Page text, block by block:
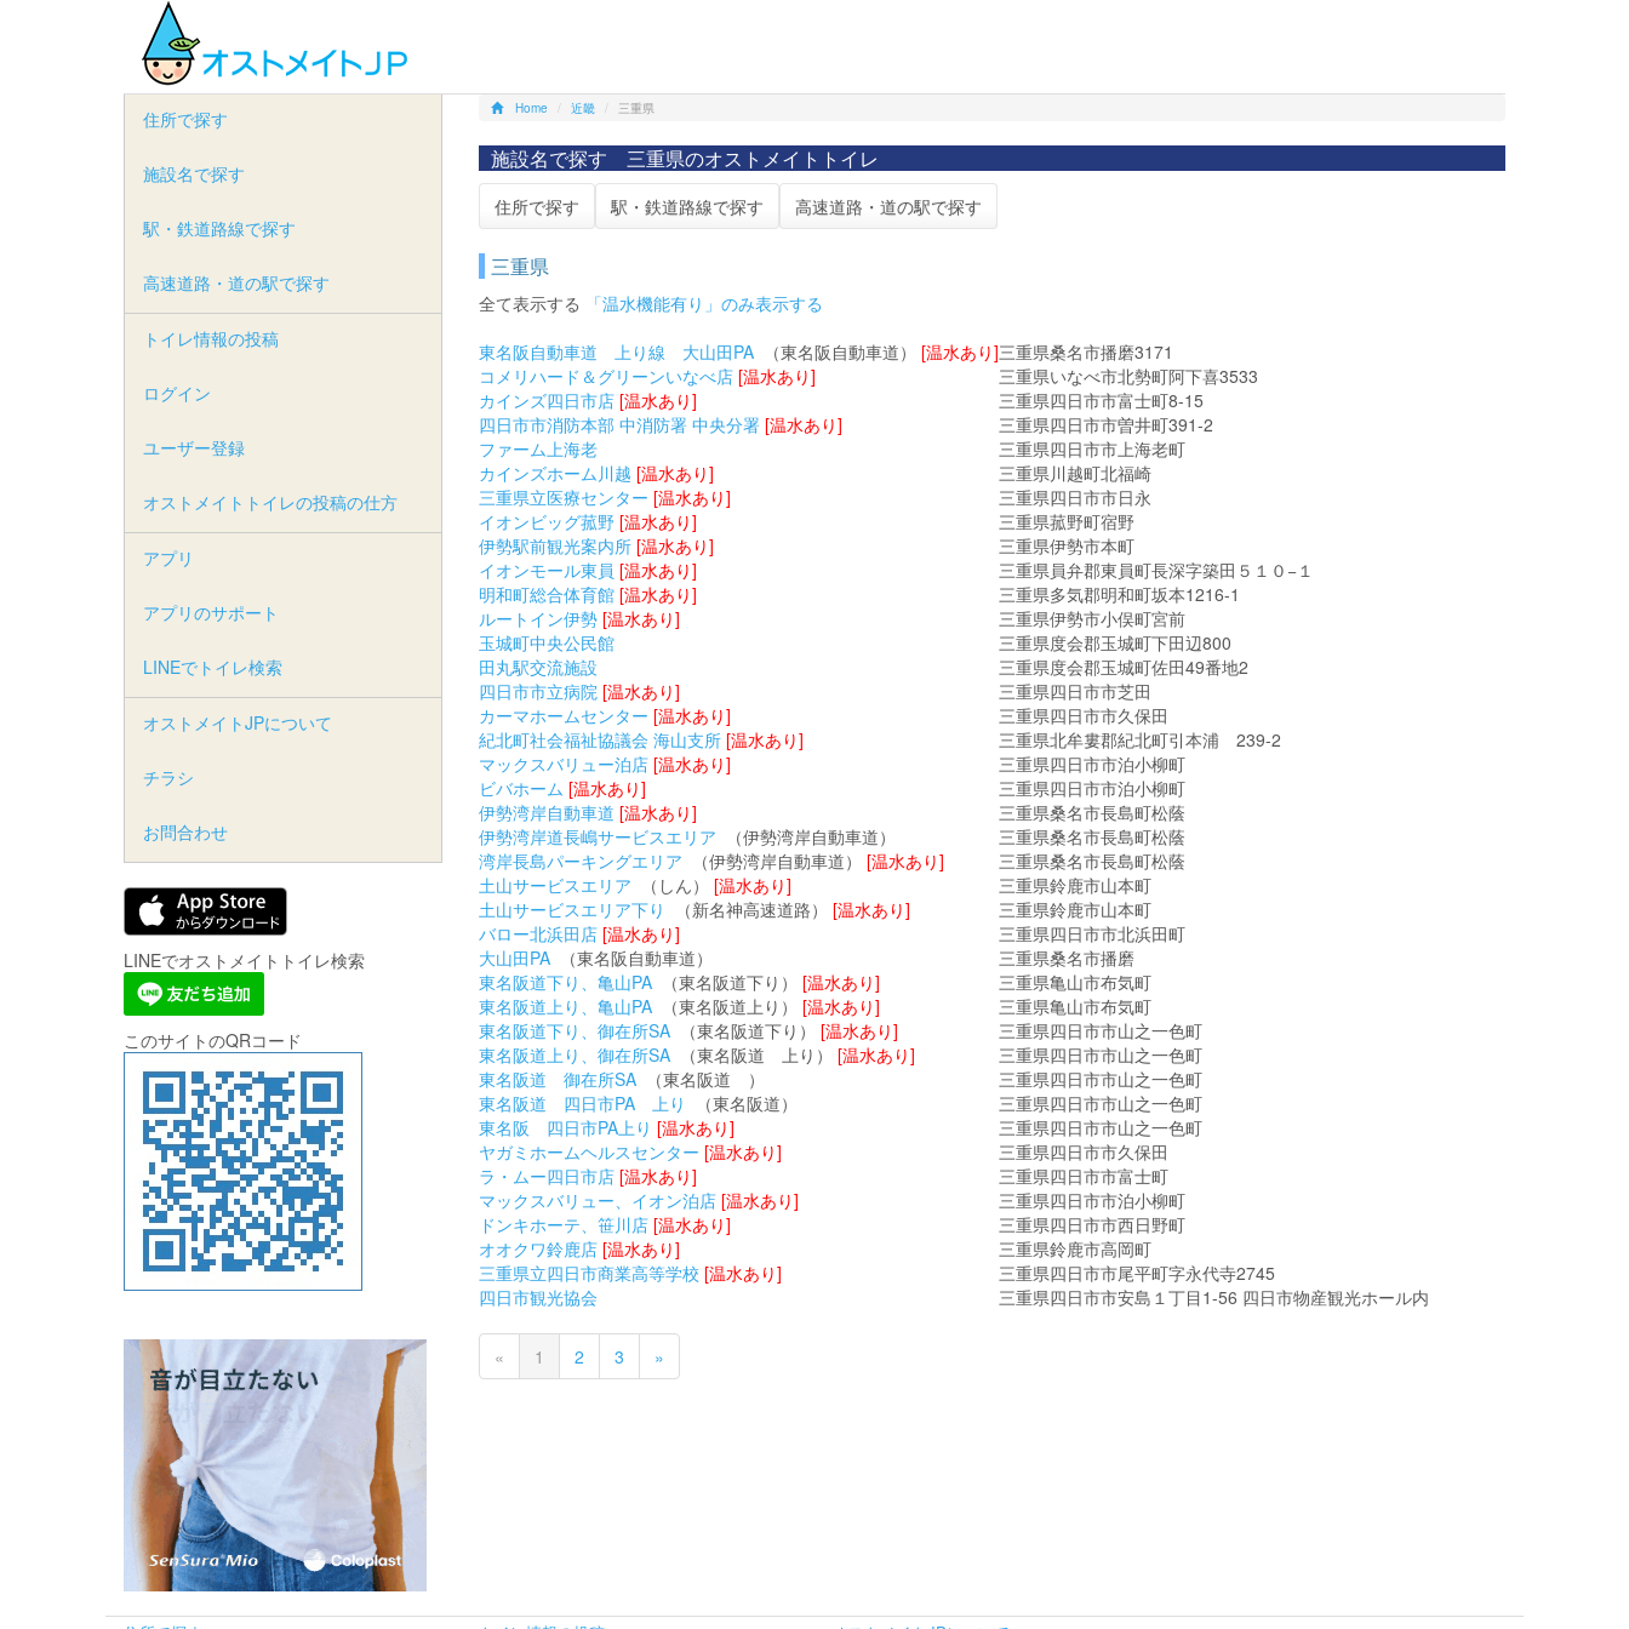
Home 近畿 三重県
施設名で探す 三重県のオストメイトトイレ
住所で探す 駅・鉄道路線で探す 高速道路・道の駅で探す
三重県
全て表示する
「温水機能有り」のみ表示する
東名阪自動車道 上り線 大山田PA（東名阪自動車道） [温水あり]三重県桑名市播磨3171
コメリハード＆グリーンいなべ店 [温水あり]
三重県いなべ市北勢町阿下喜3533
カインズ四日市店 [温水あり]
三重県四日市市富士町8-15
四日市市消防本部 中消防署 中央分署 [温水あり]
三重県四日市市曽井町391-2
ファーム上海老
三重県四日市市上海老町
カインズホーム川越 [温水あり]
三重県川越町北福崎
三重県立医療センター [温水あり]
三重県四日市市日永
イオンビッグ菰野 [温水あり]
三重県菰野町宿野
伊勢駅前観光案内所 [温水あり]
三重県伊勢市本町
イオンモール東員 [温水あり]
三重県員弁郡東員町長深字築田５１０−１
明和町総合体育館 [温水あり]
三重県多気郡明和町坂本1216-1
ルートイン伊勢 [温水あり]
三重県伊勢市小俣町宮前
玉城町中央公民館
三重県度会郡玉城町下田辺800
田丸駅交流施設
三重県度会郡玉城町佐田49番地2
四日市市立病院 [温水あり]
三重県四日市市芝田
カーマホームセンター [温水あり]
三重県四日市市久保田
紀北町社会福祉協議会 海山支所 [温水あり]
三重県北牟婁郡紀北町引本浦 239-2
マックスバリュー泊店 [温水あり]
三重県四日市市泊小柳町
ビバホーム [温水あり]
三重県四日市市泊小柳町
伊勢湾岸自動車道 [温水あり]
三重県桑名市長島町松蔭
伊勢湾岸道長嶋サービスエリア （伊勢湾岸自動車道）
三重県桑名市長島町松蔭
湾岸長島パーキングエリア （伊勢湾岸自動車道） [温水あり]
三重県桑名市長島町松蔭
土山サービスエリア （しん） [温水あり]
三重県鈴鹿市山本町
土山サービスエリア下り
（新名神高速道路） [温水あり]
三重県鈴鹿市山本町
バロー北浜田店 [温水あり]
三重県四日市市北浜田町
大山田PA（東名阪自動車道）
三重県桑名市播磨
東名阪道下り、亀山PA（東名阪道下り） [温水あり]
三重県亀山市布気町
東名阪道上り、亀山PA（東名阪道上り） [温水あり]
三重県亀山市布気町
東名阪道下り、御在所SA（東名阪道下り） [温水あり]
三重県四日市市山之一色町
東名阪道上り、御在所SA（東名阪道 上り） [温水あり]
三重県四日市市山之一色町
東名阪道 御在所SA（東名阪道 ）
三重県四日市市山之一色町
東名阪道 四日市PA 上り
（東名阪道）
三重県四日市市山之一色町
東名阪 四日市PA上り [温水あり]
三重県四日市市山之一色町
ヤガミホームヘルスセンター [温水あり]
三重県四日市市久保田
ラ・ムー四日市店 [温水あり]
三重県四日市市富士町
マックスバリュー、イオン泊店 [温水あり]
三重県四日市市泊小柳町
ドンキホーテ、笹川店 [温水あり]
三重県四日市市西日野町
オオクワ鈴鹿店 [温水あり]
三重県鈴鹿市高岡町
三重県立四日市商業高等学校 [温水あり]
三重県四日市市尾平町字永代寺2745
四日市観光協会
三重県四日市市安島１丁目1-56 四日市物産観光ホール内
« 1 2 3 »
住所で探す
施設名で探す
駅・鉄道路線で探す
高速道路・道の駅で探す
トイレ情報の投稿
ログイン
ユーザー登録
オストメイトトイレの投稿の仕方
アプリ
アプリのサポート
LINEでトイレ検索
オストメイトJPについて
チラシ
お問合わせ
LINEでオストメイトトイレ検索
このサイトのQRコード